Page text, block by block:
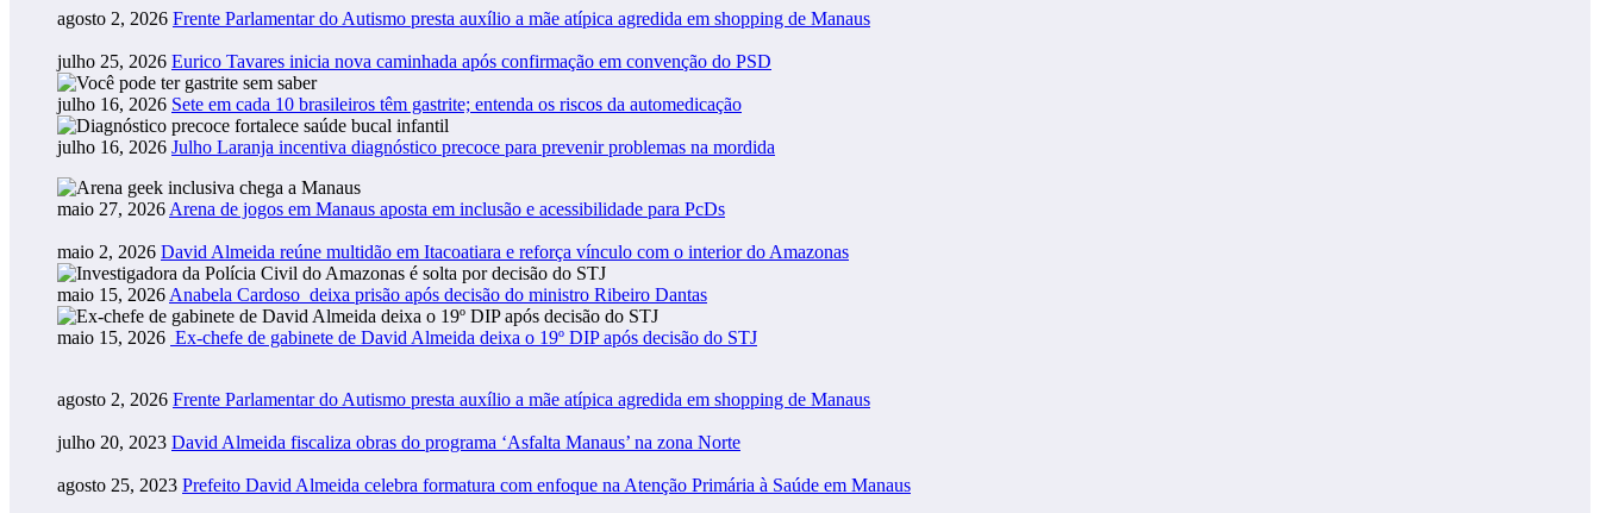
agosto 2, 2026 Frente Parlamentar do Autismo presta auxílio a mãe atípica agredida em shopping de Manaus
julho 25, 2026 Eurico Tavares inicia nova caminhada após confirmação em convenção do PSD
julho 16, 2026 Sete em cada 10 brasileiros têm gastrite; entenda os riscos da automedicação
julho 16, 2026 Julho Laranja incentiva diagnóstico precoce para prevenir problemas na mordida
maio 27, 2026 Arena de jogos em Manaus aposta em inclusão e acessibilidade para PcDs
maio 2, 2026 David Almeida reúne multidão em Itacoatiara e reforça vínculo com o interior do Amazonas
maio 15, 2026 Anabela Cardoso deixa prisão após decisão do ministro Ribeiro Dantas
maio 15, 2026 Ex-chefe de gabinete de David Almeida deixa o 19º DIP após decisão do STJ
agosto 2, 2026 Frente Parlamentar do Autismo presta auxílio a mãe atípica agredida em shopping de Manaus
julho 20, 2023 David Almeida fiscaliza obras do programa ‘Asfalta Manaus’ na zona Norte
agosto 25, 2023 Prefeito David Almeida celebra formatura com enfoque na Atenção Primária à Saúde em Manaus